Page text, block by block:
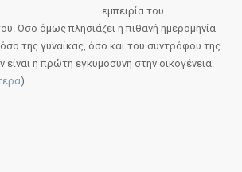
εμπειρία του
Όσο όμως πλησιάζει η πιθανή ημερομηνία
της γυναίκας, όσο και του συντρόφου της
είναι η πρώτη εγκυμοσύνη στην οικογένεια.
)